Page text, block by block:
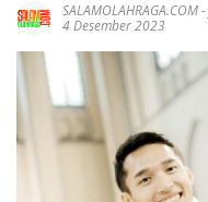
SALAMOLAHRAGA.COM-
4 Desember 2023